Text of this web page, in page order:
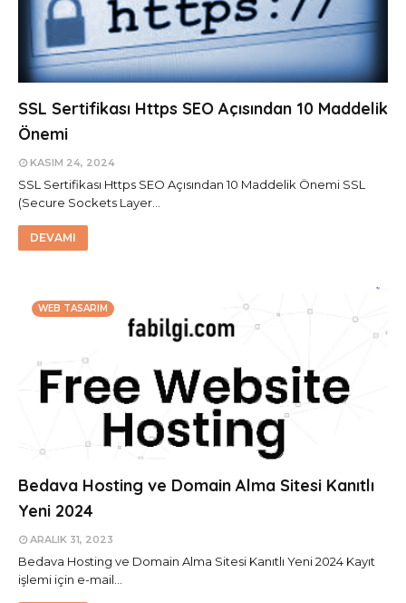
SSL Sertifikası Https SEO Açısından 10 Maddelik
Önemi
KASIM 24, 2024
SSL Sertifikası Https SEO Açısından 10 Maddelik Önemi SSL
(Secure Sockets Layer…
DEVAMI
WEB TASARIM
Bedava Hosting ve Domain Alma Sitesi Kanıtlı
Yeni 2024
ARALIK 31, 2023
Bedava Hosting ve Domain Alma Sitesi Kanıtlı Yeni 2024 Kayıt
işlemi için e-mail…